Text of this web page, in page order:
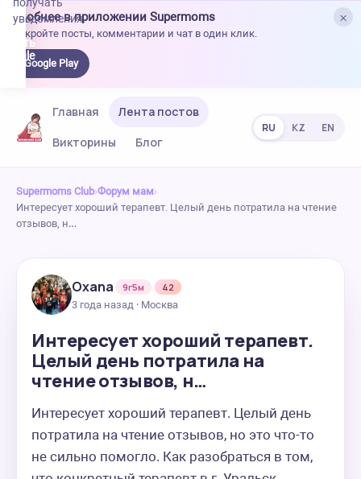
×
Удобнее в приложении Supermoms
Откройте посты, комментарии и чат в один клик.
Google Play
уведомления.
Главная
Лента постов
Викторины
Блог
RU KZ EN
Supermoms Club›Форум мам›
Интересует хороший терапевт. Целый день потратила на чтение
отзывов, н…
Oxana 9г5м
42
3 года назад · Москва
Интересует хороший терапевт.
Целый день потратила на
чтение отзывов, н…
Интересует хороший терапевт. Целый день
потратила на чтение отзывов, но это что-то
не сильно помогло. Как разобраться в том,